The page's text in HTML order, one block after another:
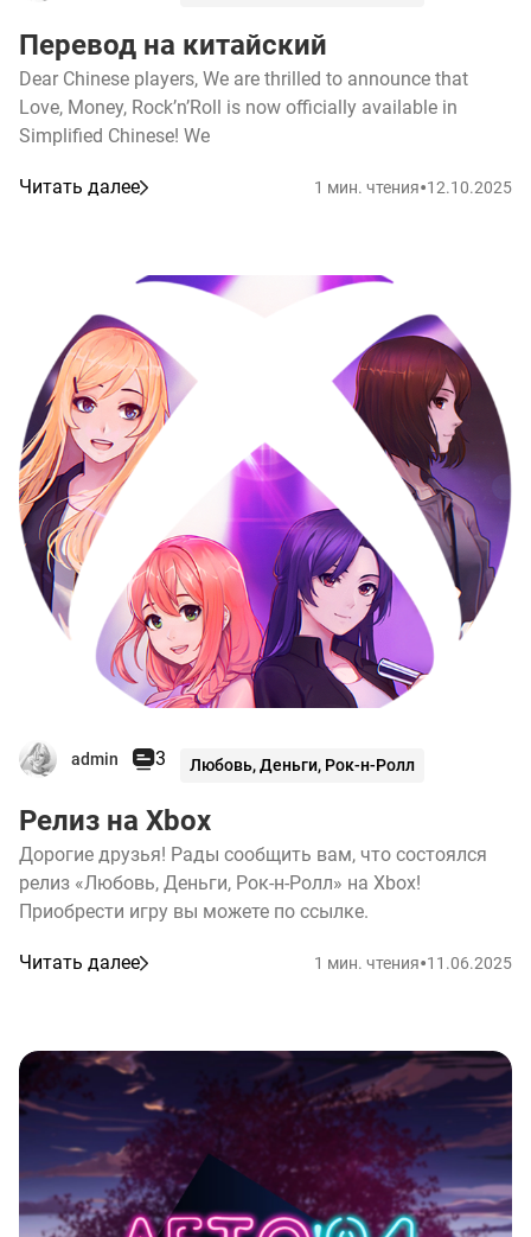
Перевод на китайский
Dear Chinese players, We are thrilled to announce that
Love, Money, Rock’n’Roll is now officially available in
Simplified Chinese! We
Читать далее 1 мин. чтения•12.10.2025
admin 3 Любовь, Деньги, Рок-н-Ролл
Релиз на Xbox
Дорогие друзья! Рады сообщить вам, что состоялся
релиз «Любовь, Деньги, Рок-н-Ролл» на Xbox!
Приобрести игру вы можете по ссылке.
Читать далее 1 мин. чтения•11.06.2025